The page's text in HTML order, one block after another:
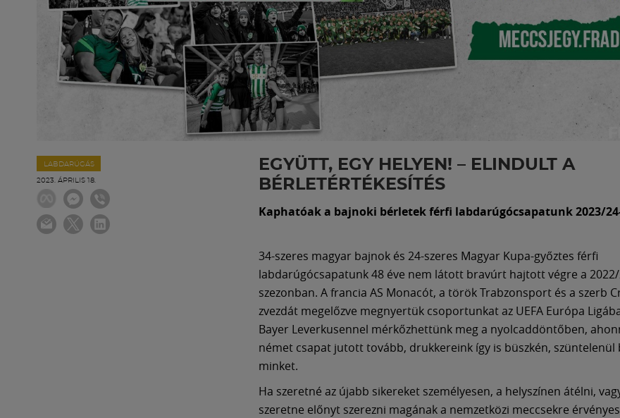
LABDARÚGÁS
2023. ÁPRILIS 18.
EGYÜTT, EGY HELYEN! – ELINDULT A
BÉRLETÉRTÉKESÍTÉS
Kaphatóak a bajnoki bérletek férfi labdarúgócsapatunk 2023/
34-szeres magyar bajnok és 24-szeres Magyar Kupa-győztes férfi
labdarúgócsapatunk 48 éve nem látott bravúrt hajtott végre a 2022/
szezonban. A francia AS Monacót, a török Trabzonsport és a szerb
zvezdát megelőzve megnyertük csoportunkat az UEFA Európa
Bayer Leverkusennel mérkőzhettünk meg a nyolcaddöntőben,
német csapat jutott tovább, drukkereink így is büszkén,
minket.
Ha szeretné az újabb sikereket személyesen, a helyszínen átélni,
szeretne előnyt szerezni magának a nemzetközi meccsekre